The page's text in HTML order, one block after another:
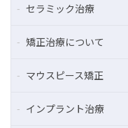
セラミック治療
矯正治療について
マウスピース矯正
インプラント治療